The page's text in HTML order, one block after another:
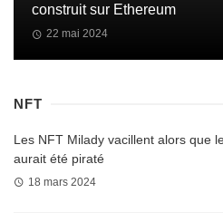
construit sur Ethereum
22 mai 2024
NFT
Les NFT Milady vacillent alors que
aurait été piraté
18 mars 2024